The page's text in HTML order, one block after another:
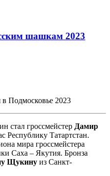
шашкам 2023
стал гроссмейстер Дамир
Республику Татартстан.
мира гроссмейстера
Саха – Якутия. Бронза
Щукину из Санкт-